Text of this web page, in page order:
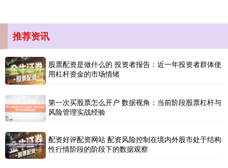
创业板指
基金指数 7242.10 +12.30
推荐资讯
股票配资是做什么的 投资者报告：近一年投资者群体使
用杠杆资金的市场情绪
第一次买股票怎么开户 数据视角：当前阶段股票杠杆与
风险管理实战经验
配资好评配资网站 配资风险控制在境内外股市处于结构
性行情阶段的阶段下的数据观察